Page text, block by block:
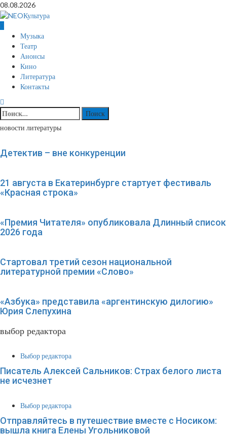
Перейти
к
содержимому
08.08.2026
Основное
меню
Музыка
Театр
Анонсы
Кино
Литература
Контакты
Найти:
новости литературы
Детектив – вне конкуренции
21 августа в Екатеринбурге стартует фестиваль
«Красная строка»
«Премия Читателя» опубликовала Длинный список
2026 года
Стартовал третий сезон национальной
литературной премии «Слово»
«Азбука» представила «аргентинскую дилогию»
Юрия Слепухина
выбор редактора
Выбор редактора
Писатель Алексей Сальников: Страх белого листа
не исчезнет
Выбор редактора
Отправляйтесь в путешествие вместе с Носиком:
вышла книга Елены Угольниковой